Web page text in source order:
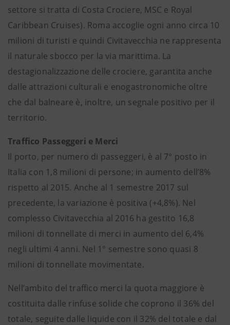
settore si tratta di Costa Crociere, MSC e Royal
Caribbean Cruises). Roma accoglie ogni anno circa 10
milioni di turisti e quindi Civitavecchia ne rappresenta
il naturale sbocco per la via marittima. La
destagionalizzazione delle crociere, garantita anche
dalle attrazioni culturali e enogastronomiche oltre
che dal balneare è, inoltre, un segnale positivo per il
territorio.
Traffico Passeggeri e Merci
Il porto, per numero di passeggeri, è al 7° posto in
Italia con 1,8 milioni di persone; in aumento dell’8%
rispetto al 2015. Anche al 1 semestre 2017 sul
precedente, la variazione è positiva (+4,8%). Nel
complesso Civitavecchia al 2016 ha gestito 16,8
milioni di tonnellate di merci in aumento del 6,4%
negli ultimi 4 anni. Nel 1° semestre sono quasi 8
milioni di tonnellate movimentate.
Nell’ambito del traffico merci la quota maggiore è
costituita dalle rinfuse solide che coprono il 36% del
totale, seguite dalle liquide con il 32% del totale e dal